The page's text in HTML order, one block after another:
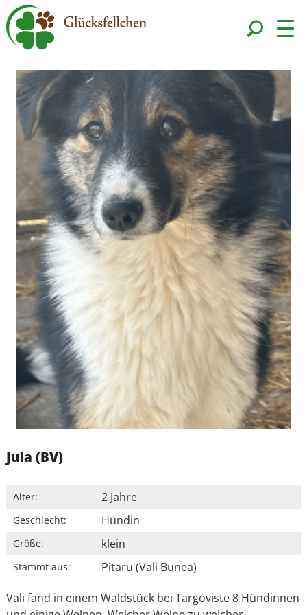
Jula (BV)
Alter: 2 Jahre
Geschlecht: Hündin
Größe: klein
Stammt aus: Pitaru (Vali Bunea)
Vali fand in einem Waldstück bei Targoviste 8 Hündinnen